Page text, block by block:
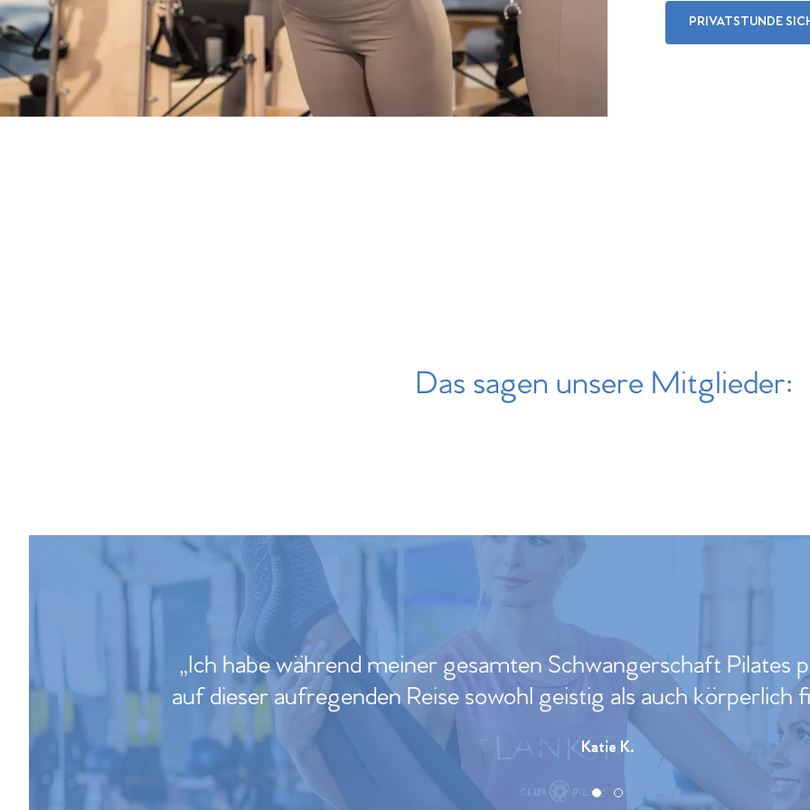
PRIVATSTUNDE
Das sagen unsere Mitglieder:
„Ich habe während meiner gesamten Schwangerschaft Pilates
auf dieser aufregenden Reise sowohl geistig als auch körperlich
Katie K.